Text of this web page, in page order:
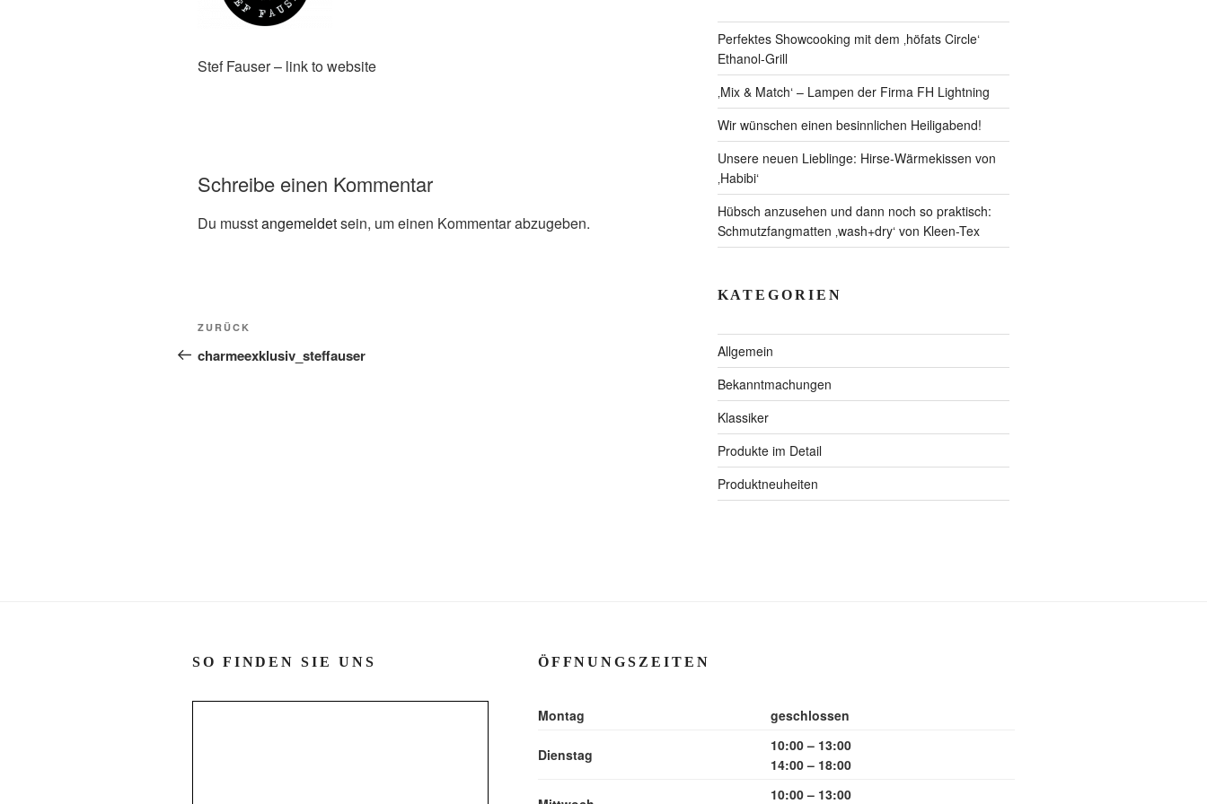
Stef Fauser – link to website
Schreibe einen Kommentar
Du musstangemeldetsein, um einen Kommentar abzugeben.
Beitragsnavigation
Vorheriger
Beitrag
ZURÜCK
charmeexklusiv_steffauser
Perfektes Showcooking mit dem ‚höfats Circle‘
Ethanol-Grill
‚Mix & Match‘ – Lampen der Firma FH Lightning
Wir wünschen einen besinnlichen Heiligabend!
Unsere neuen Lieblinge: Hirse-Wärmekissen von
‚Habibi‘
Hübsch anzusehen und dann noch so praktisch:
Schmutzfangmatten ‚wash+dry‘ von Kleen-Tex
KATEGORIEN
Allgemein
Bekanntmachungen
Klassiker
Produkte im Detail
Produktneuheiten
SO FINDEN SIE UNS ÖFFNUNGSZEITEN
Montag geschlossen
Dienstag
10:00 – 13:00
14:00 – 18:00
10:00 – 13:00